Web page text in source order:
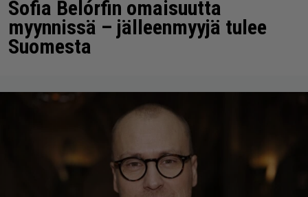
Sofia Belórfin omaisuutta
myynnissä – jälleenmyyjä tulee
Suomesta